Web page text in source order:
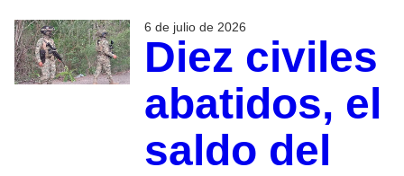
6 de julio de 2026
Diez civiles
abatidos, el
saldo del